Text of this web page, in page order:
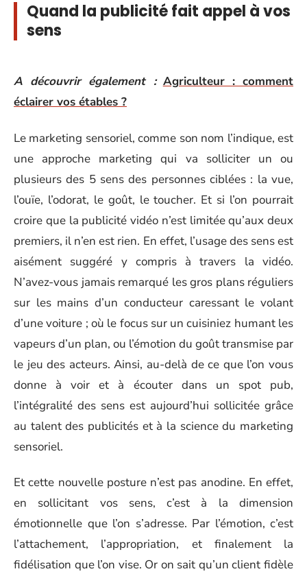
Quand la publicité fait appel à vos
sens
A découvrir également : Agriculteur : comment
éclairer vos étables ?
Le marketing sensoriel, comme son nom l’indique, est
une approche marketing qui va solliciter un ou
plusieurs des 5 sens des personnes ciblées : la vue,
l’ouïe, l’odorat, le goût, le toucher. Et si l’on pourrait
croire que la publicité vidéo n’est limitée qu’aux deux
premiers, il n’en est rien. En effet, l’usage des sens est
aisément suggéré y compris à travers la vidéo.
N’avez-vous jamais remarqué les gros plans réguliers
sur les mains d’un conducteur caressant le volant
d’une voiture ; où le focus sur un cuisiniez humant les
vapeurs d’un plan, ou l’émotion du goût transmise par
le jeu des acteurs. Ainsi, au-delà de ce que l’on vous
donne à voir et à écouter dans un spot pub,
l’intégralité des sens est aujourd’hui sollicitée grâce
au talent des publicités et à la science du marketing
sensoriel.
Et cette nouvelle posture n’est pas anodine. En effet,
en sollicitant vos sens, c’est à la dimension
émotionnelle que l’on s’adresse. Par l’émotion, c’est
l’attachement, l’appropriation, et finalement la
fidélisation que l’on vise. Or on sait qu’un client fidèle